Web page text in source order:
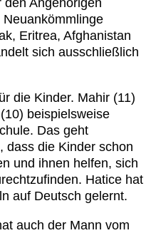
Eritrea, Afghanistan
sich ausschließlich
die Kinder. Mahir (11)
beispielsweise
Das geht
dass die Kinder schon
und ihnen helfen, sich
Hatice hat
auf Deutsch gelernt.
auch der Mann vom